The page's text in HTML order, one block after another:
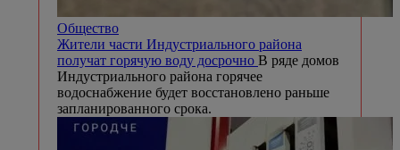
Общество
Жители части Индустриального района
получат горячую воду досрочно В ряде домов
Индустриального района горячее
водоснабжение будет восстановлено раньше
запланированного срока.